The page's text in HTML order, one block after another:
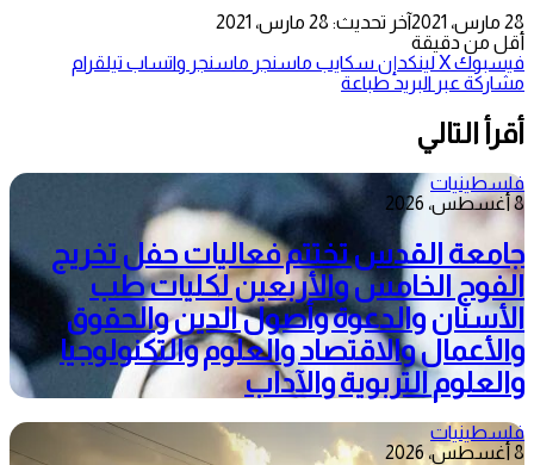
28 مارس، 2021
آخر تحديث: 28 مارس، 2021
أقل من دقيقة
فيسبوك‫Xلينكدإن سكايب ماسنجر ماسنجر واتساب تيلقرام
مشاركة عبر البريد طباعة
أقرأ التالي
فلسطينيات
8 أغسطس، 2026
جامعة القدس تختتم فعاليات حفل تخريج
الفوج الخامس والأربعين لكليات طب
الأسنان والدعوة وأصول الدين والحقوق
والأعمال والاقتصاد والعلوم والتكنولوجيا
والعلوم التربوية والآداب
فلسطينيات
8 أغسطس، 2026